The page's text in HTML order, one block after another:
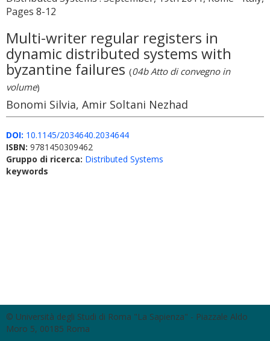
Pages 8-12
Multi-writer regular registers in
dynamic distributed systems with
byzantine failures (04b Atto di convegno in
volume)
Bonomi Silvia, Amir Soltani Nezhad
DOI: 10.1145/2034640.2034644
ISBN: 9781450309462
Gruppo di ricerca: Distributed Systems
keywords
© Università degli Studi di Roma "La Sapienza" - Piazzale Aldo
Moro 5, 00185 Roma